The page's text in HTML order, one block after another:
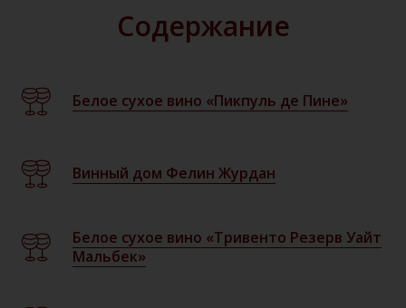
Содержание
Белое сухое вино «Пикпуль де Пине»
Винный дом Фелин Журдан
Белое сухое вино «Тривенто Резерв Уайт
Мальбек»